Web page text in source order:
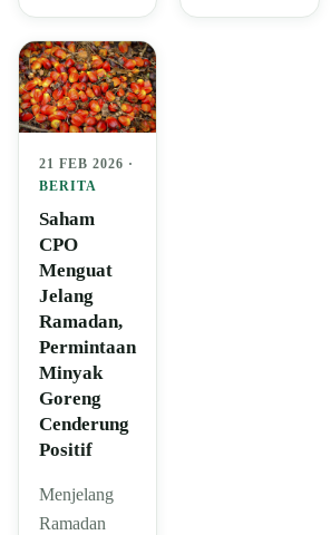
21 FEB 2026 ·
BERITA
Saham
CPO
Menguat
Jelang
Ramadan,
Permintaan
Minyak
Goreng
Cenderung
Positif
Menjelang
Ramadan